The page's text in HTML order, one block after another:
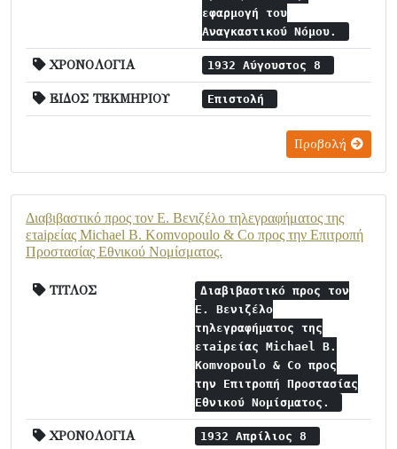
εφαρμογή του
Αναγκαστικού Νόμου.
ΧΡΟΝΟΛΟΓΙΑ 1932 Αύγουστος 8
ΕΙΔΟΣ ΤΕΚΜΗΡΙΟΥ Επιστολή
Προβολή
Διαβιβαστικό προς τον Ε. Βενιζέλο τηλεγραφήματος της
ετaiρείας Michael B. Komvopoulo & Co προς την Επιτροπή
Προστασίας Εθνικού Νομίσματος.
ΤΙΤΛΟΣ
Διαβιβαστικό προς τον
Ε. Βενιζέλο
τηλεγραφήματος της
ετaiρείας Michael B.
Komvopoulo & Co προς
την Επιτροπή Προστασίας
Εθνικού Νομίσματος.
ΧΡΟΝΟΛΟΓΙΑ 1932 Απρίλιος 8